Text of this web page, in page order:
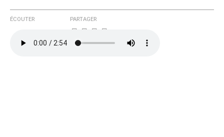
ÉCOUTER PARTAGER